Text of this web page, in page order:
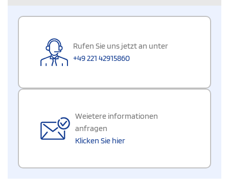
Rufen Sie uns jetzt an unter
+49 221 42915860
Weietere informationen
anfragen
Klicken Sie hier